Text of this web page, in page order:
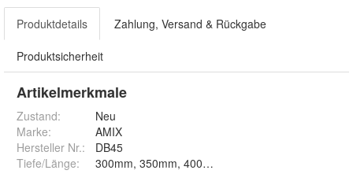
Produktdetails Zahlung, Versand & Rückgabe
Produktsicherheit
Artikelmerkmale
Zustand:
Neu
Marke:
AMIX
Hersteller Nr.:
DB45
Tiefe/Länge: